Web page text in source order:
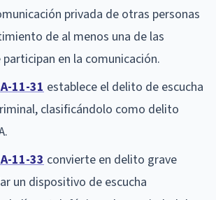
privada de otras personas
de al menos una de las
en la comunicación.
11-31 establece el delito de escucha
clasificándolo como delito
11-33 convierte en delito grave
un dispositivo de escucha